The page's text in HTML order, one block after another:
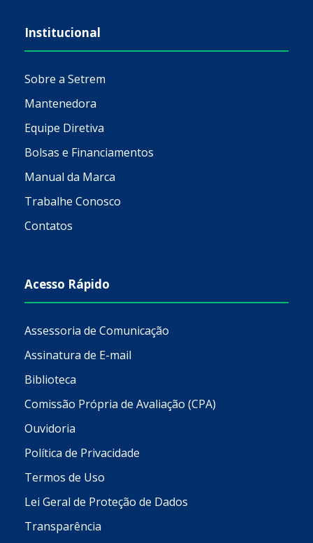
Institucional
Sobre a Setrem
Mantenedora
Equipe Diretiva
Bolsas e Financiamentos
Manual da Marca
Trabalhe Conosco
Contatos
Acesso Rápido
Assessoria de Comunicação
Assinatura de E-mail
Biblioteca
Comissão Própria de Avaliação (CPA)
Ouvidoria
Política de Privacidade
Termos de Uso
Lei Geral de Proteção de Dados
Transparência